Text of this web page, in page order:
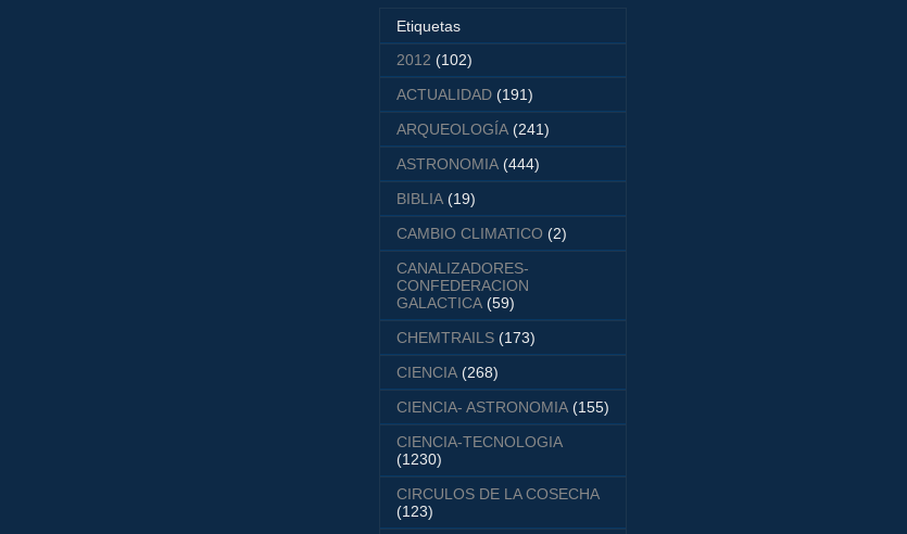
Etiquetas
2012 (102)
ACTUALIDAD (191)
ARQUEOLOGÍA (241)
ASTRONOMIA (444)
BIBLIA (19)
CAMBIO CLIMATICO (2)
CANALIZADORES-
CONFEDERACION
GALACTICA (59)
CHEMTRAILS (173)
CIENCIA (268)
CIENCIA- ASTRONOMIA (155)
CIENCIA-TECNOLOGIA
(1230)
CIRCULOS DE LA COSECHA
(123)